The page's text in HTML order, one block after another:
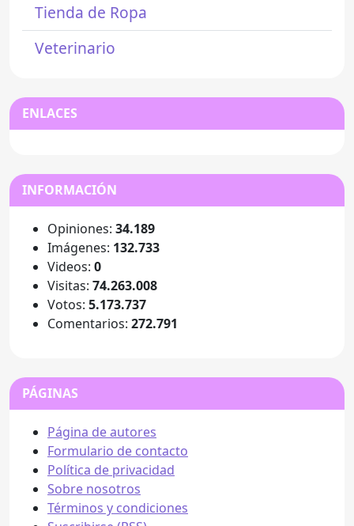
Tienda de Ropa
Veterinario
ENLACES
INFORMACIÓN
Opiniones: 34.189
Imágenes: 132.733
Videos: 0
Visitas: 74.263.008
Votos: 5.173.737
Comentarios: 272.791
PÁGINAS
Página de autores
Formulario de contacto
Política de privacidad
Sobre nosotros
Términos y condiciones